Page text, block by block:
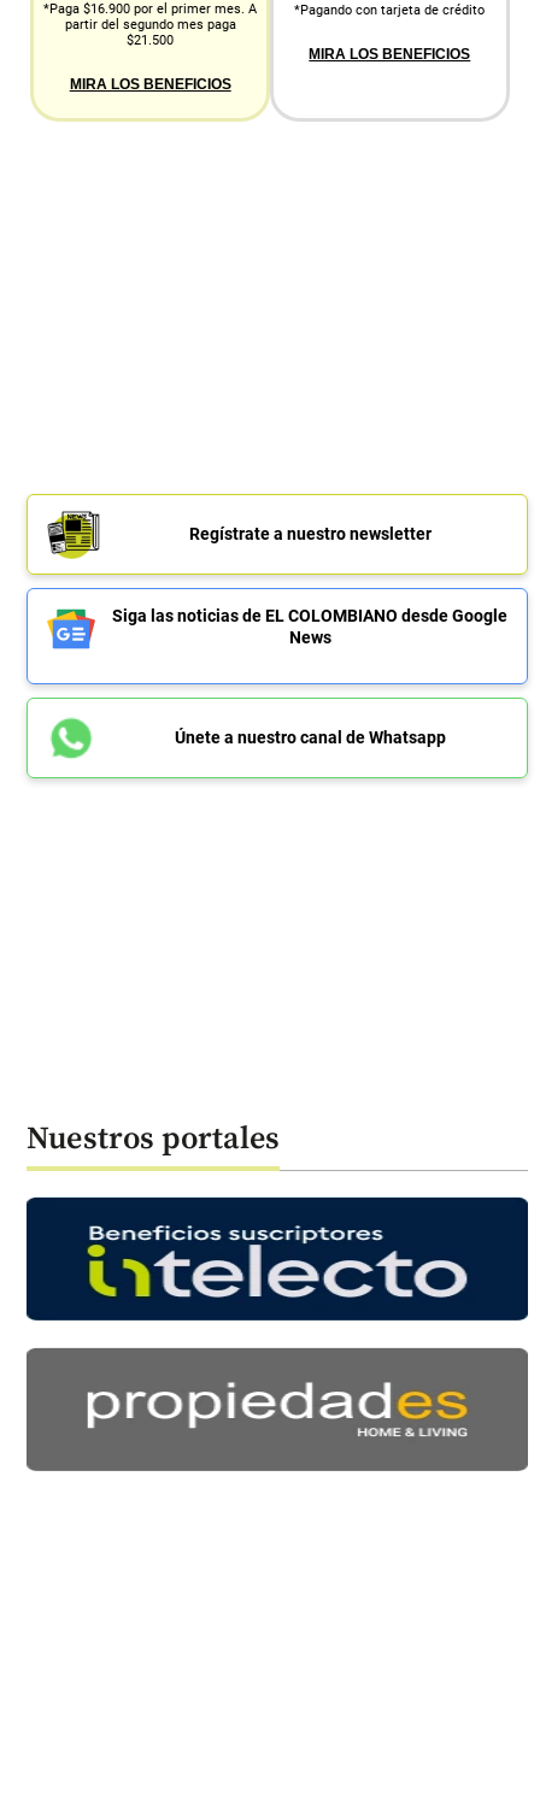
*Paga $16.900 por el primer mes. A
partir del segundo mes paga
$21.500
MIRA LOS BENEFICIOS
*Pagando con tarjeta de crédito
MIRA LOS BENEFICIOS
Regístrate a nuestro newsletter
Siga las noticias de EL COLOMBIANO desde Google
News
Únete a nuestro canal de Whatsapp
Nuestros portales